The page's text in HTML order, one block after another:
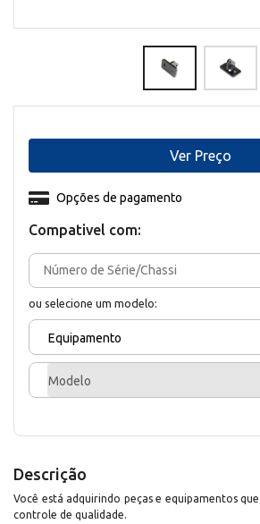
Compativel com:
ou selecione um modelo:
Equipamento
Modelo
Opções de pagamento
Ver Preço
Descrição
Você está adquirindo peças e equipamentos
controle de qualidade.